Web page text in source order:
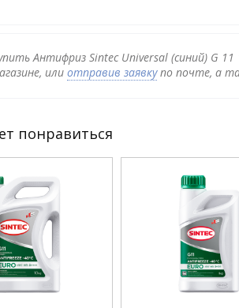
Антифриз Sintec Universal (синий) G
или отправив заявкупо почте, а
понравиться